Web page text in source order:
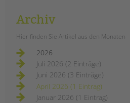
Impressum
Hinweisgebersystem
Intranet
Archiv
Hier finden Sie Artikel aus den Monaten
2026
Juli 2026 (2 Einträge)
Juni 2026 (3 Einträge)
April 2026 (1 Eintrag)
Januar 2026 (1 Eintrag)